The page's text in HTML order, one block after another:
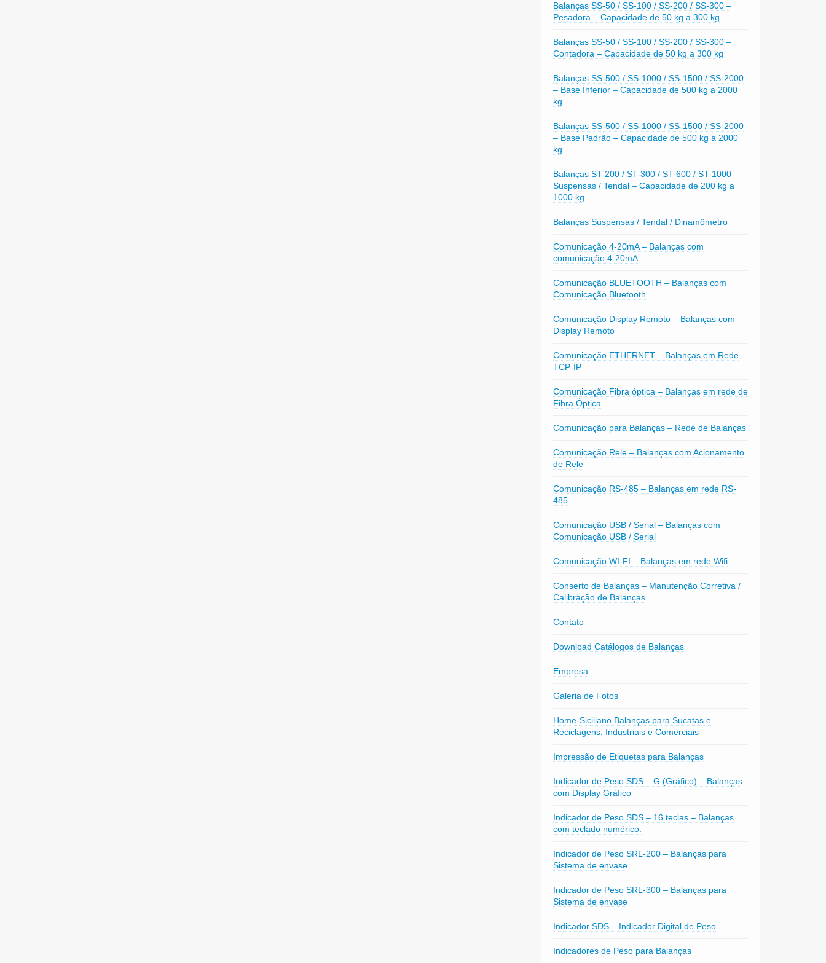
Balanças SS-50 / SS-100 / SS-200 / SS-300 –
Pesadora – Capacidade de 50 kg a 300 kg
Balanças SS-50 / SS-100 / SS-200 / SS-300 –
Contadora – Capacidade de 50 kg a 300 kg
Balanças SS-500 / SS-1000 / SS-1500 / SS-2000
– Base Inferior – Capacidade de 500 kg a 2000
kg
Balanças SS-500 / SS-1000 / SS-1500 / SS-2000
– Base Padrão – Capacidade de 500 kg a 2000
kg
Balanças ST-200 / ST-300 / ST-600 / ST-1000 –
Suspensas / Tendal – Capacidade de 200 kg a
1000 kg
Balanças Suspensas / Tendal / Dinamômetro
Comunicação 4-20mA – Balanças com
comunicação 4-20mA
Comunicação BLUETOOTH – Balanças com
Comunicação Bluetooth
Comunicação Display Remoto – Balanças com
Display Remoto
Comunicação ETHERNET – Balanças em Rede
TCP-IP
Comunicação Fibra óptica – Balanças em rede de
Fibra Óptica
Comunicação para Balanças – Rede de Balanças
Comunicação Rele – Balanças com Acionamento
de Rele
Comunicação RS-485 – Balanças em rede RS-
485
Comunicação USB / Serial – Balanças com
Comunicação USB / Serial
Comunicação WI-FI – Balanças em rede Wifi
Conserto de Balanças – Manutenção Corretiva /
Calibração de Balanças
Contato
Download Catálogos de Balanças
Empresa
Galeria de Fotos
Home-Siciliano Balanças para Sucatas e
Reciclagens, Industriais e Comerciais
Impressão de Etiquetas para Balanças
Indicador de Peso SDS – G (Gráfico) – Balanças
com Display Gráfico
Indicador de Peso SDS – 16 teclas – Balanças
com teclado numérico.
Indicador de Peso SRL-200 – Balanças para
Sistema de envase
Indicador de Peso SRL-300 – Balanças para
Sistema de envase
Indicador SDS – Indicador Digital de Peso
Indicadores de Peso para Balanças